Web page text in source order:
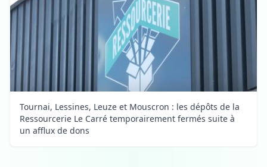
Tournai, Lessines, Leuze et Mouscron : les dépôts de la
Ressourcerie Le Carré temporairement fermés suite à
un afflux de dons